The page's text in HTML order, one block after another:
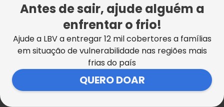
Antes de sair, ajude alguém a
enfrentar o frio!
Ajude a LBV a entregar 12 mil cobertores a famílias
em situação de vulnerabilidade nas regiões mais
frias do país
QUERO DOAR